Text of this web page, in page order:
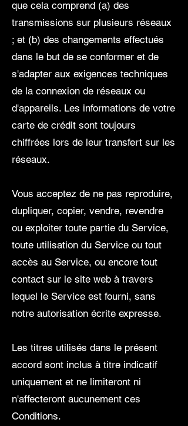
que cela comprend (a) des
transmissions sur plusieurs réseaux
; et (b) des changements effectués
dans le but de se conformer et de
s'adapter aux exigences techniques
de la connexion de réseaux ou
d'appareils. Les informations de votre
carte de crédit sont toujours
chiffrées lors de leur transfert sur les
réseaux.
Vous acceptez de ne pas reproduire,
dupliquer, copier, vendre, revendre
ou exploiter toute partie du Service,
toute utilisation du Service ou tout
accès au Service, ou encore tout
contact sur le site web à travers
lequel le Service est fourni, sans
notre autorisation écrite expresse.
Les titres utilisés dans le présent
accord sont inclus à titre indicatif
uniquement et ne limiteront ni
n'affecteront aucunement ces
Conditions.